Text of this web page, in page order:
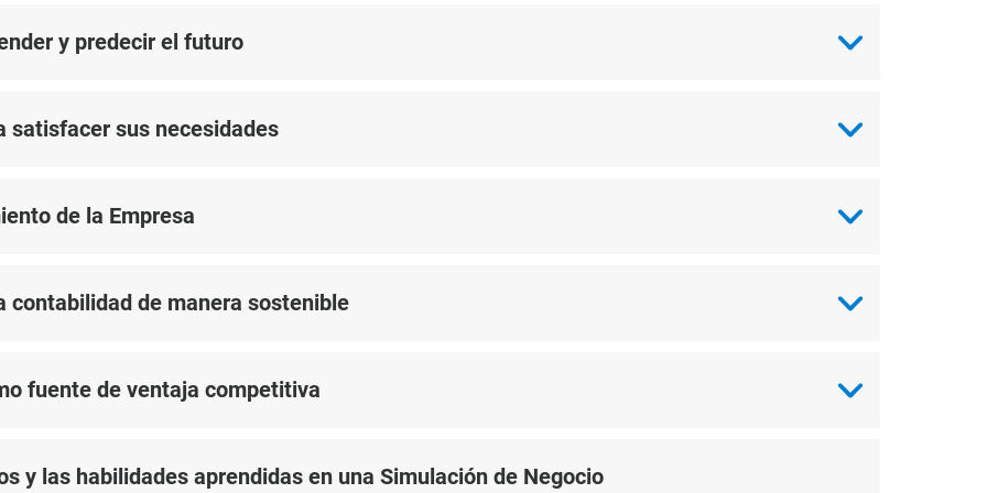
y predecir el futuro
satisfacer sus necesidades
de la Empresa
contabilidad de manera sostenible
fuente de ventaja competitiva
y las habilidades aprendidas en una Simulación de Negocio